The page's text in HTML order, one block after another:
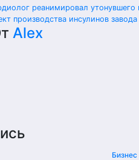
реанимировал утонувшего
производства инсулинов завода
Alex
Бизнес